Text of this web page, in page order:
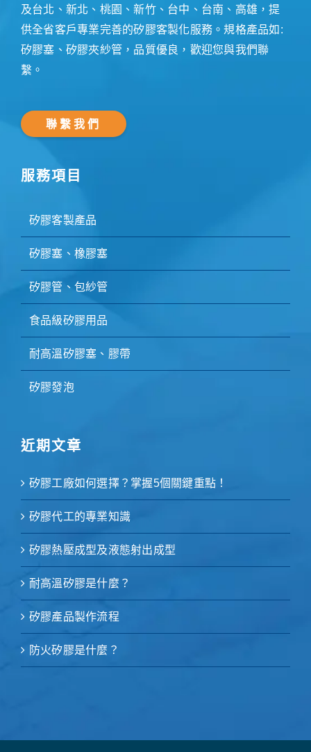
及台北、新北、桃園、新竹、台中、台南、高雄，提
供全省客戶專業完善的矽膠客製化服務。規格產品如:
矽膠塞、矽膠夾紗管，品質優良，歡迎您與我們聯
繫。
聯繫我們
服務項目
矽膠客製產品
矽膠塞、橡膠塞
矽膠管、包紗管
食品級矽膠用品
耐高溫矽膠塞、膠帶
矽膠發泡
近期文章
矽膠工廠如何選擇？掌握5個關鍵重點！
矽膠代工的專業知識
矽膠熱壓成型及液態射出成型
耐高溫矽膠是什麼？
矽膠產品製作流程
防火矽膠是什麼？